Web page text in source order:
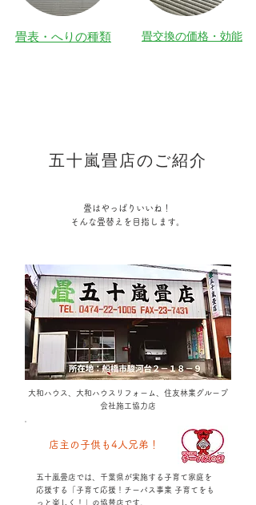
​畳表・へりの種類 ​畳交換の価格・効能
五十嵐畳店のご紹介
畳はやっぱりいいね！
​そんな畳替えを目指します。
大和ハウス、大和ハウスリフォーム、 ​住友林業グループ
会社 ​施工協力店
​店主の子供も4人兄弟！
五十嵐畳店では、千葉県が実施する子育て家庭を
応援する「子育て応援！チーパス事業 子育てをも
っと楽しく！」の協賛店です。